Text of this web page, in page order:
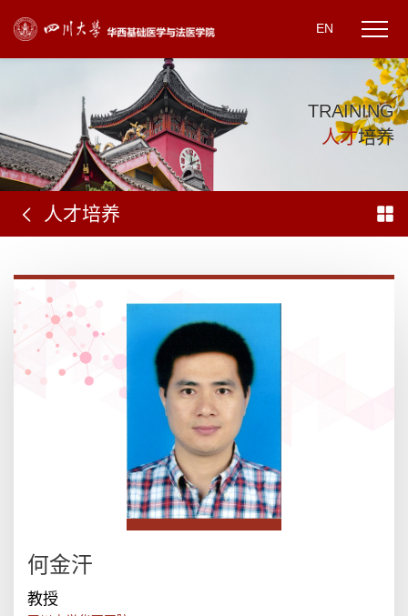
EN
TRAINING
人才培养
人才培养
何金汗
教授